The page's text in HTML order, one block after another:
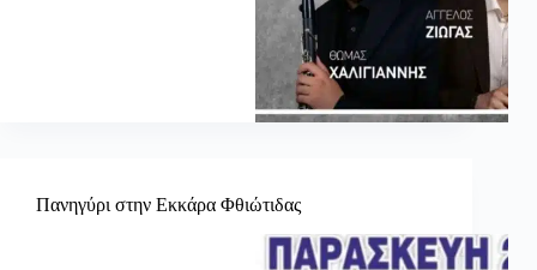
Πανηγύρι στην Εκκάρα Φθιώτιδας